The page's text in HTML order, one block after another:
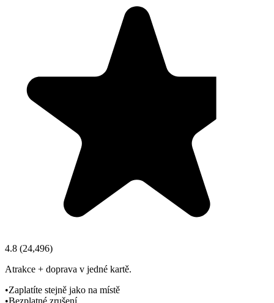
4.8 (24,496)
Atrakce + doprava v jedné kartě.
•Zaplatíte stejně jako na místě
•Bezplatné zrušení